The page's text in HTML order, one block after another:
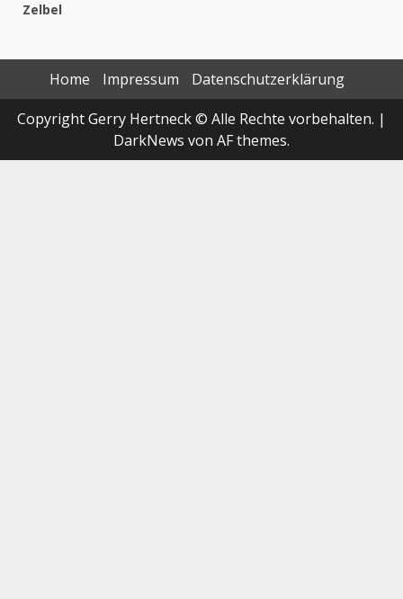
Zelbel
Home Impressum
Datenschutzerklärung
Copyright Gerry Hertneck © Alle Rechte vorbehalten. |
DarkNews von AF themes.